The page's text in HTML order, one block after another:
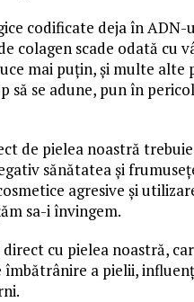
codificate deja în
colagen scade odată cu
mai puțin, și multe alte
să se adune, pun în
de pielea noastră
sănătatea și
agresive și
sa-i învingem.
cu pielea noastră,
a pielii,